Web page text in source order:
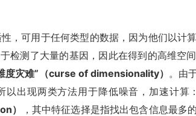
，可用于任何类型的数据，因为他们以计
检测了大量的基因，因此在得到的高维空
度灾难”（curse of dimensionality） 。由
以出现两类方法用于降低噪音，加速计算
）
，其中特征选择是指找出包含信息最多